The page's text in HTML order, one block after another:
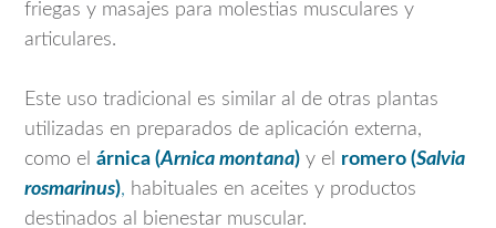
friegas y masajes para molestias musculares y
articulares.
Este uso tradicional es similar al de otras plantas
utilizadas en preparados de aplicación externa,
como el árnica (Arnica montana) y el romero (Salvia
rosmarinus), habituales en aceites y productos
destinados al bienestar muscular.